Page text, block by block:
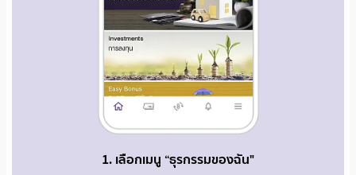
1. เลือกเมนู “ธุรกรรมของฉัน"